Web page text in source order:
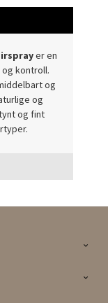
er en
kontroll.
og
og
og fint